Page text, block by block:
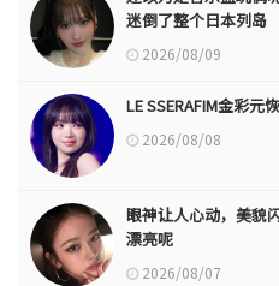
迷倒了整个日本列岛
2026/08/09
LE SSERAFIM金彩
2026/08/08
眼神让人心动，美
漂亮呢
2026/08/07